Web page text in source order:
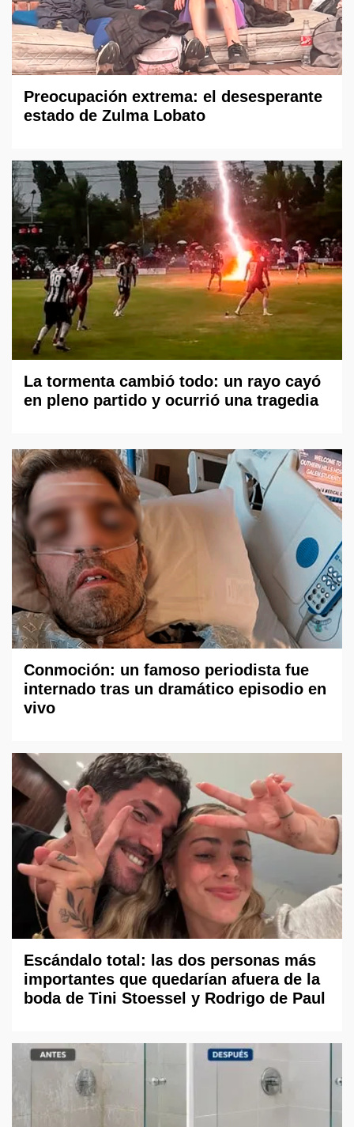
Preocupación extrema: el desesperante
estado de Zulma Lobato
La tormenta cambió todo: un rayo cayó
en pleno partido y ocurrió una tragedia
Conmoción: un famoso periodista fue
internado tras un dramático episodio en
vivo
Escándalo total: las dos personas más
importantes que quedarían afuera de la
boda de Tini Stoessel y Rodrigo de Paul